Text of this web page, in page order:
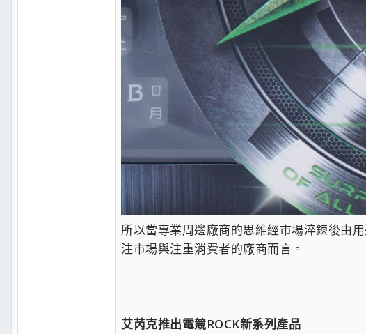
所以當專業周邊廠商的思維經市場淬鍊後由
注市場與注重消費者的廠商而言。
艾芮克推出電競ROCK新系列產品